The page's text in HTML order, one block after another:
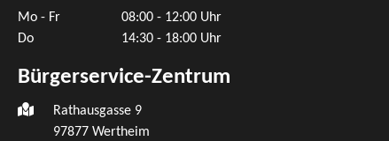
Mo - Fr
08:00 - 12:00 Uhr
Do
14:30 - 18:00 Uhr
Bürgerservice-Zentrum
Rathausgasse 9
97877 Wertheim